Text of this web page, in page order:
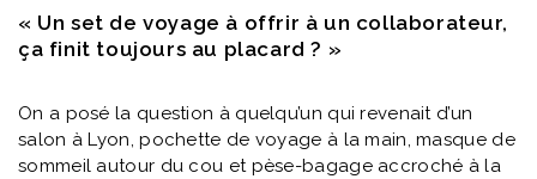
« Un set de voyage à offrir à un collaborateur,
ça finit toujours au placard ? »
On a posé la question à quelqu’un qui revenait d’un
salon à Lyon, pochette de voyage à la main, masque de
sommeil autour du cou et pèse-bagage accroché à la